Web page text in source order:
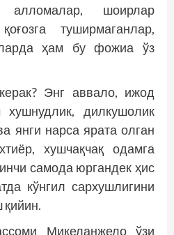
алломалар, шоирлар
туширмаганлар,
ҳам бу фожиа ўз
Энг аввало, ижод
дилкушолик
янги нарса ярата олган
хушчақчақ одамга
самода юргандек ҳис
кўнгил сархушлигини
Микеланжело ўзи